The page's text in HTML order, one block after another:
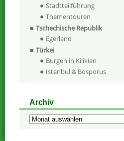
Stadtteilführung
Thementouren
Tschechische Republik
Egerland
Türkei
Burgen in Kilikien
Istanbul & Bosporus
Archiv
Archiv